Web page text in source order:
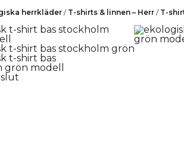
herrkläder / T-shirts & linnen – Herr / T-